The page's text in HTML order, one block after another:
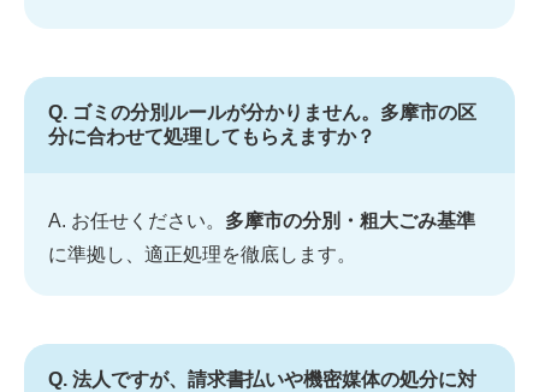
Q. ゴミの分別ルールが分かりません。多摩市の区
分に合わせて処理してもらえますか？
A. お任せください。 多摩市の分別・粗大ごみ基準
に準拠し、適正処理を徹底します。
Q. 法人ですが、請求書払いや機密媒体の処分に対